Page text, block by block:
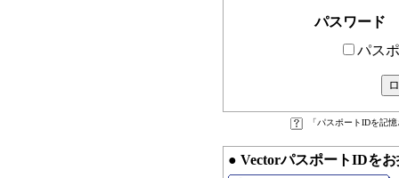
パスワード
パス
「パスポートIDを記
● VectorパスポートIDを